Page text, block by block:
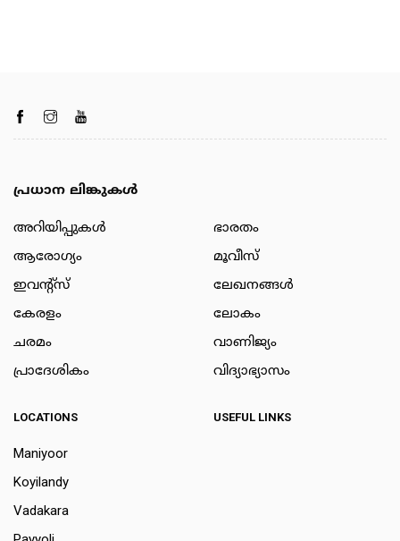
പ്രധാന ലിങ്കുകൾ
അറിയിപ്പുകള്‍
ആരോഗ്യം
ഇവന്റ്സ്
കേരളം
ചരമം
പ്രാദേശികം
ഭാരതം
മൂവീസ്
ലേഖനങ്ങള്‍
ലോകം
വാണിജ്യം
വിദ്യാഭ്യാസം
LOCATIONS
Maniyoor
Koyilandy
Vadakara
USEFUL LINKS